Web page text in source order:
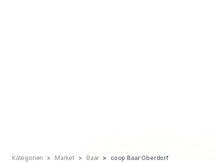
Kategorien Market Baar coop Baar Oberdorf